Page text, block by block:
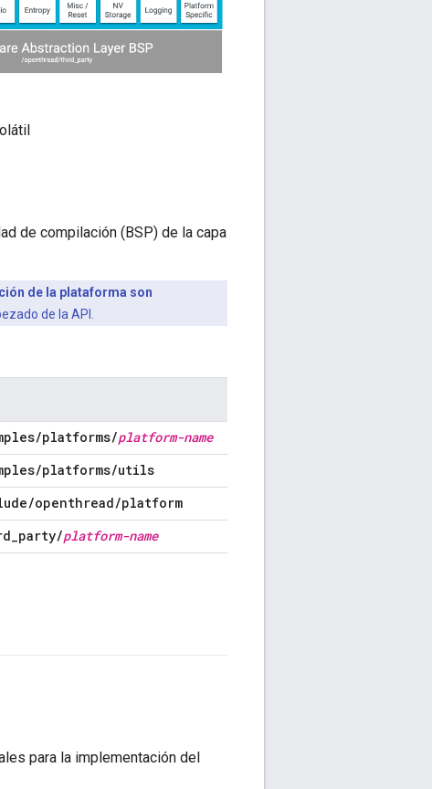
de compilación (BSP) de la capa
de la plataforma son
de la API.
/platforms/platform-name
/platforms/utils
/openthread/platform
_party/platform-name
para la implementación del